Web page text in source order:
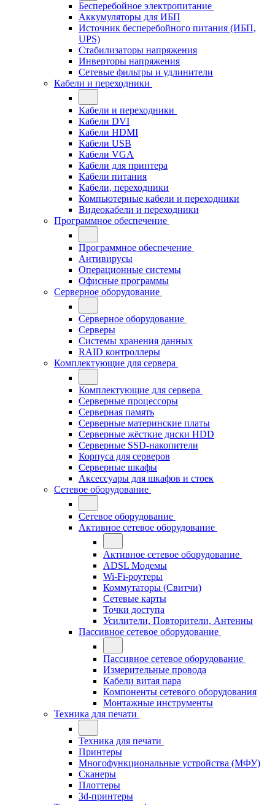
Бесперебойное электропитание
Аккумуляторы для ИБП
Источник бесперебойного питания (ИБП,
UPS)
Стабилизаторы напряжения
Инверторы напряжения
Сетевые фильтры и удлинители
Кабели и переходники
Кабели и переходники
Кабели DVI
Кабели HDMI
Кабели USB
Кабели VGA
Кабели для принтера
Кабели питания
Кабели, переходники
Компьютерные кабели и переходники
Видеокабели и переходники
Программное обеспечение
Программное обеспечение
Антивирусы
Операционные системы
Офисные программы
Серверное оборудование
Серверное оборудование
Серверы
Системы хранения данных
RAID контроллеры
Комплектующие для сервера
Комплектующие для сервера
Серверные процессоры
Серверная память
Серверные материнские платы
Серверные жёсткие диски HDD
Серверные SSD-накопители
Корпуса для серверов
Серверные шкафы
Аксессуары для шкафов и стоек
Сетевое оборудование
Сетевое оборудование
Активное сетевое оборудование
Активное сетевое оборудование
ADSL Модемы
Wi-Fi-роутеры
Коммутаторы (Свитчи)
Сетевые карты
Точки доступа
Усилители, Повторители, Антенны
Пассивное сетевое оборудование
Пассивное сетевое оборудование
Измерительные провода
Кабели витая пара
Компоненты сетевого оборудования
Монтажные инструменты
Техника для печати
Техника для печати
Принтеры
Многофункциональные устройства (МФУ)
Сканеры
Плоттеры
3d-принтеры